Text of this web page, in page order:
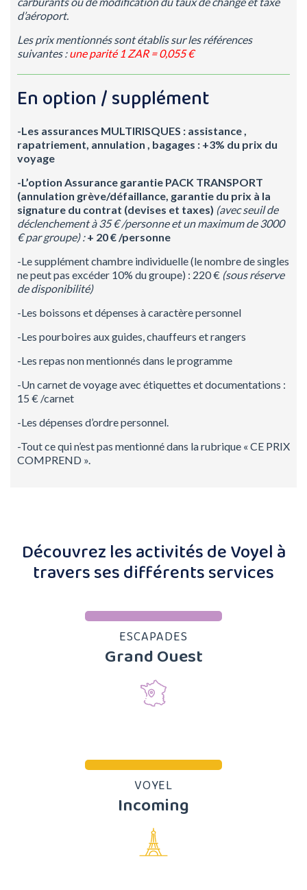
d’aéroport.
Les prix mentionnés sont établis sur les références
suivantes :une parité 1 ZAR = 0,055 €
En option / supplément
-Les assurances MULTIRISQUES : assistance ,
rapatriement, annulation , bagages : +3% du prix du
voyage
-L’option Assurance garantie PACK TRANSPORT
(annulation grève/défaillance, garantie du prix à la
signature du contrat (devises et taxes) (avec seuil de
déclenchement à 35 € /personne et un maximum de 3000
€ par groupe) :+ 20 € /personne
-Le supplément chambre individuelle (le nombre de singles
ne peut pas excéder 10% du groupe) : 220 € (sous réserve
de disponibilité)
-Les boissons et dépenses à caractère personnel
-Les pourboires aux guides, chauffeurs et rangers
-Les repas non mentionnés dans le programme
-Un carnet de voyage avec étiquettes et documentations :
15 € /carnet
-Les dépenses d’ordre personnel.
-Tout ce qui n’est pas mentionné dans la rubrique « CE PRIX
COMPREND ».
Découvrez les activités de Voyel à
travers ses différents services
ESCAPADES
Grand Ouest
VOYEL
Incoming